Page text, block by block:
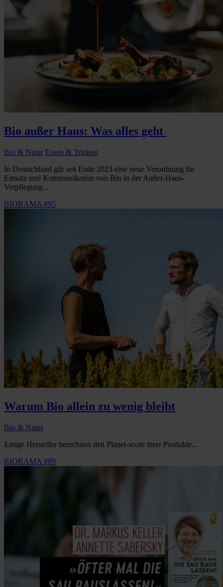
Bio außer Haus: Was alles geht
Bio & Natur Essen & Trinken
In Deutschland gilt seit Ende 2023 eine neue Verordnung für
Einsatz und Kommunikation von Bio in der Außer-Haus-
Verpflegung...
BIORAMA #95
Warum Bio allein zu wenig bleibt
Bio & Natur
Einige Hersteller berechnen den Planet-score ihrer Produkte...
BIORAMA #89